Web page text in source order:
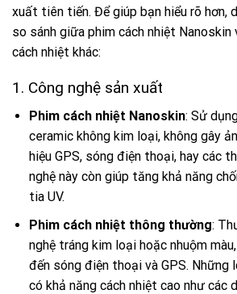
xuất tiên tiến. Để giúp bạn hiểu rõ hơn,
so sánh giữa phim cách nhiệt Nanoskin
cách nhiệt khác:
1. Công nghệ sản xuất
Phim cách nhiệt Nanoskin: Sử
ceramic không kim loại, không gây
hiệu GPS, sóng điện thoại, hay các
nghệ này còn giúp tăng khả năng
tia UV.
Phim cách nhiệt thông thường:
nghệ tráng kim loại hoặc nhuộm
đến sóng điện thoại và GPS. Những
có khả năng cách nhiệt cao như các